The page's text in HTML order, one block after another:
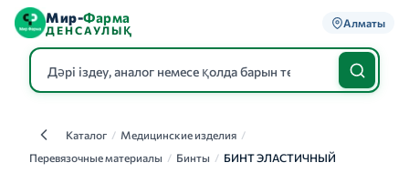
Мир-Фарма
ДЕНСАУЛЫҚ
Алматы
КаталогКаталог / Медицинские изделия /
Перевязочные материалы / Бинты / БИНТ ЭЛАСТИЧНЫЙ